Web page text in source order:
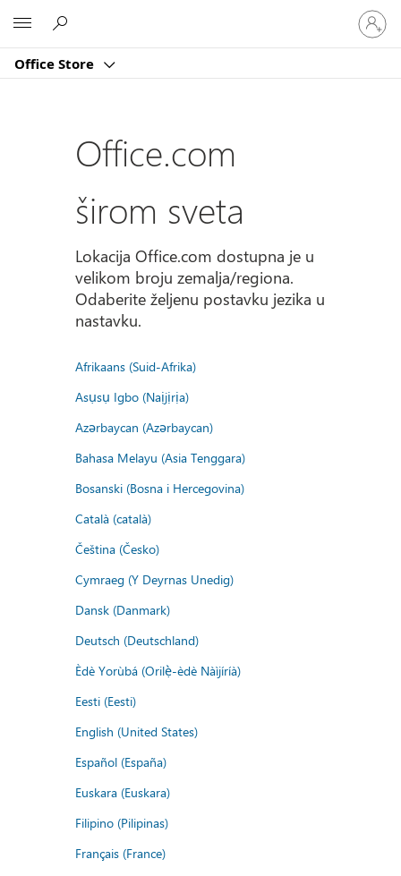
Office Store
Prijavite
se
na
Office.com
širom sveta
Lokacija Office.com dostupna je u
velikom broju zemalja/regiona.
Odaberite željenu postavku jezika u
nastavku.
Afrikaans (Suid-Afrika)
Asụsụ Igbo (Naịjịrịa)
Azərbaycan (Azərbaycan)
Bahasa Melayu (Asia Tenggara)
Bosanski (Bosna i Hercegovina)
Català (català)
Čeština (Česko)
Cymraeg (Y Deyrnas Unedig)
Dansk (Danmark)
Deutsch (Deutschland)
Èdè Yorùbá (Orilẹ̀-èdè Nàìjíríà)
Eesti (Eesti)
English (United States)
Español (España)
Euskara (Euskara)
Filipino (Pilipinas)
Français (France)